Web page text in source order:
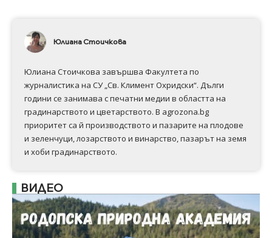
Юлиана Стоичкова
Юлиана Стоичкова завършва Факултета по
журналистика на СУ „Св. Климент Охридски“. Дълги
години се занимава с печатни медии в областта на
градинарството и цветарството. В agrozona.bg
приоритет са й производството и пазарите на плодове
и зеленчуци, лозарството и винарство, пазарът на земя
и хоби градинарството.
ВИДЕО